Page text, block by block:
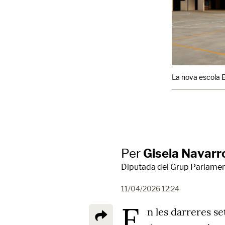
La nova escola
Per Gisela
Diputada del Grup
11/04/2026 12:24
n les darreres